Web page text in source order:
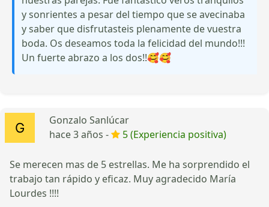
y sonrientes a pesar del tiempo que se avecinaba
y saber que disfrutasteis plenamente de vuestra
boda. Os deseamos toda la felicidad del mundo!!!
Un fuerte abrazo a los dos!!🥰🥰
Gonzalo Sanlúcar
hace 3 años -
5 (Experiencia positiva)
Se merecen mas de 5 estrellas. Me ha sorprendido el
trabajo tan rápido y eficaz. Muy agradecido María
Lourdes !!!!